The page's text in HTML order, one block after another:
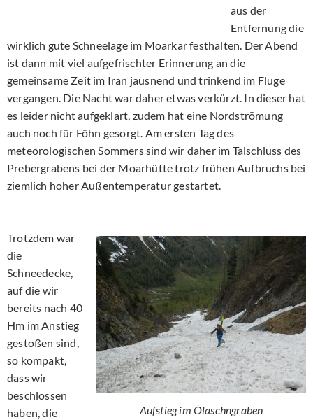
aus der
Entfernung die
wirklich gute Schneelage im Moarkar festhalten. Der Abend
ist dann mit viel aufgefrischter Erinnerung an die
gemeinsame Zeit im Iran jausnend und trinkend im Fluge
vergangen. Die Nacht war daher etwas verkürzt. In dieser hat
es leider nicht aufgeklart, zudem hat eine Nordströmung
auch noch für Föhn gesorgt. Am ersten Tag des
meteorologischen Sommers sind wir daher im Talschluss des
Prebergrabens bei der Moarhütte trotz frühen Aufbruchs bei
ziemlich hoher Außentemperatur gestartet.
Aufstieg im Ölaschngraben
Trotzdem war
die
Schneedecke,
auf die wir
bereits nach 40
Hm im Anstieg
gestoßen sind,
so kompakt,
dass wir
beschlossen
haben, die